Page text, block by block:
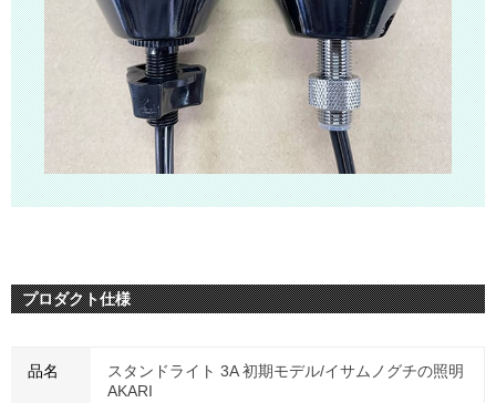
プロダクト仕様
品名
スタンドライト 3A 初期モデル/イサムノグチの照明
AKARI